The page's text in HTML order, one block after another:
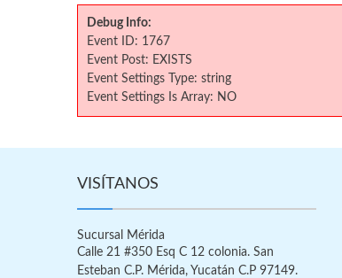
Debug Info:
Event ID: 1767
Event Post: EXISTS
Event Settings Type: string
Event Settings Is Array: NO
VISÍTANOS
Sucursal Mérida
Calle 21 #350 Esq C 12 colonia. San
Esteban C.P. Mérida, Yucatán C.P 97149.